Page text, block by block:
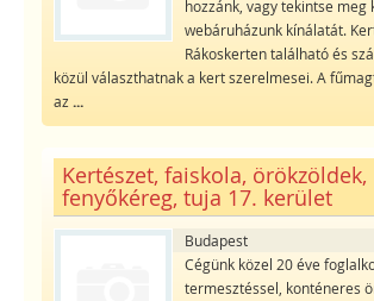
hozzánk, vagy tekintse meg
webáruházunk kínálatát.
Rákoskerten található és
közül választhatnak a kert szerelmesei. A
az...
Kertészet, faiskola, örökzöldek,
fenyőkéreg, tuja 17. kerület
Budapest
Cégünk közel 20 éve
termesztéssel, konténeres